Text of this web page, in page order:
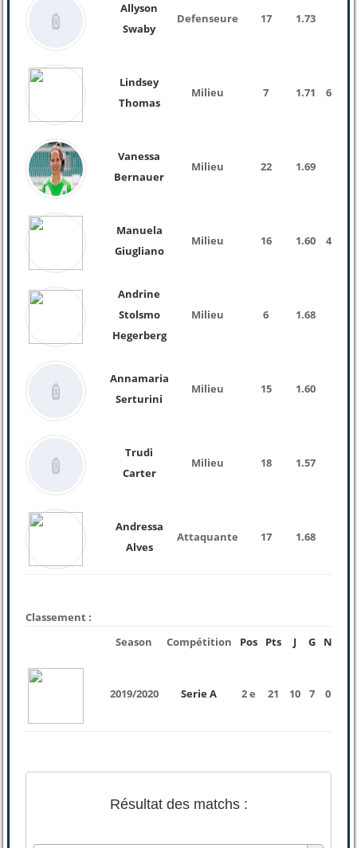
Allyson
Swaby
Defenseure 17 1.73
Lindsey
Thomas
Milieu 7 1.71 62 Kg
Vanessa
Bernauer
Milieu 22 1.69
Manuela
Giugliano
Milieu 16 1.60 47 Kg
Andrine
Stolsmo
Hegerberg
Milieu 6 1.68
Annamaria
Serturini
Milieu 15 1.60
Trudi
Carter
Milieu 18 1.57
Andressa
Alves
Attaquante 17 1.68
Classement :
Season
Compétition Pos Pts J G N
2019/2020 Serie A 2 e 21 10 7 0
Résultat des matchs :